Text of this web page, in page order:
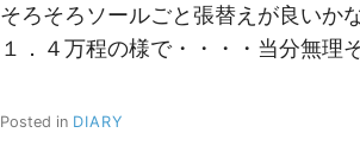
そろそろソールごと張替えが良いか
１．４万程の様で・・・・当分無理
Posted in DIARY